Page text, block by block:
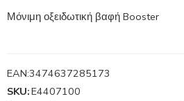
Μόνιμη οξειδωτική βαφή Booster
EAN:3474637285173
SKU:E4407100